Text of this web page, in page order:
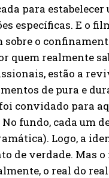
para
específicas. E o
o
realmente
estão a
de pura e
convidado para
fundo, cada um
Logo, a
de verdade. Mas
o real do